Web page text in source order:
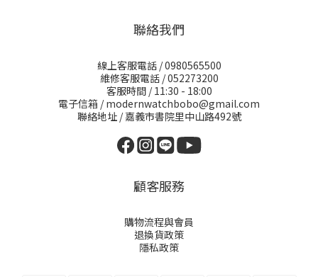
聯絡我們
線上客服電話 / 0980565500
維修客服電話 / 052273200
客服時間 / 11:30 - 18:00
電子信箱 / modernwatchbobo@gmail.com
聯絡地址 / 嘉義市書院里中山路492號
顧客服務
購物流程與會員
退換貨政策
隱私政策